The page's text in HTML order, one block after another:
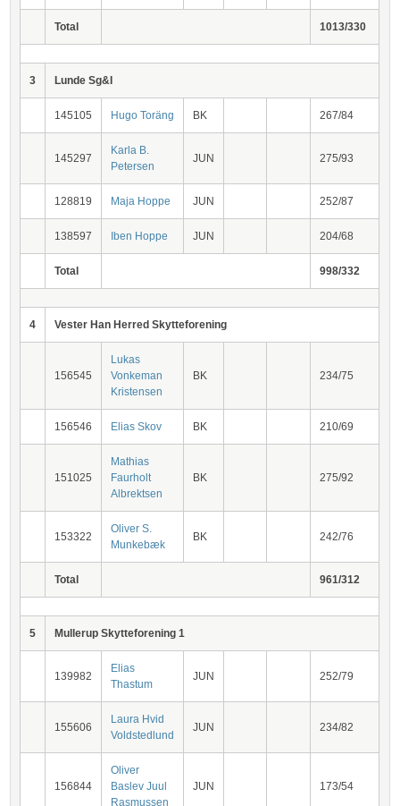
Total 1013/330
3 Lunde Sg&I
145105 Hugo Toräng BK 267/84
145297
Karla B.
Petersen
JUN 275/93
128819 Maja Hoppe JUN 252/87
138597 Iben Hoppe JUN 204/68
Total 998/332
4 Vester Han Herred Skytteforening
156545
Lukas
Vonkeman
Kristensen
BK 234/75
156546 Elias Skov BK 210/69
151025
Mathias
Faurholt
Albrektsen
BK 275/92
153322
Oliver S.
Munkebæk
BK 242/76
Total 961/312
5 Mullerup Skytteforening 1
139982
Elias
Thastum
JUN 252/79
155606
Laura Hvid
Voldstedlund
JUN 234/82
156844
Oliver
Baslev Juul
Rasmussen
JUN 173/54